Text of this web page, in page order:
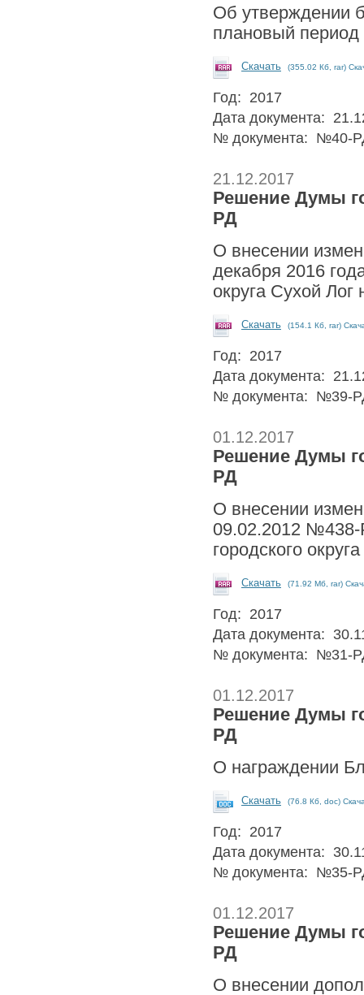
Об утверждении
плановый период
Скачать (355.02 Кб, rar)
Год: 2017
Дата документа:
№ документа: №40-
21.12.2017
Решение Думы
РД
О внесении
декабря 2016
округа Сухой
Скачать (154.1 Кб, rar)
Год: 2017
Дата документа:
№ документа: №39-
01.12.2017
Решение Думы
РД
О внесении
09.02.2012 №438-
городского
Скачать (71.92 Мб, rar)
Год: 2017
Дата документа:
№ документа: №31-
01.12.2017
Решение Думы
РД
О награждении
Скачать (76.8 Кб, doc)
Год: 2017
Дата документа:
№ документа: №35-
01.12.2017
Решение Думы
РД
О внесении